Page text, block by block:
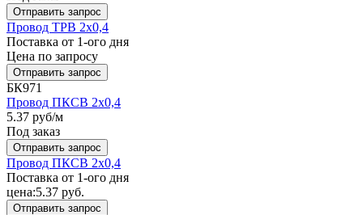
Отправить запрос
Провод ТРВ 2x0,4
Поставка от 1-ого дня
Цена по запросу
Отправить запрос
БК971
Провод ПКСВ 2x0,4
5.37 руб/м
Под заказ
Отправить запрос
Провод ПКСВ 2x0,4
Поставка от 1-ого дня
цена:5.37 руб.
Отправить запрос